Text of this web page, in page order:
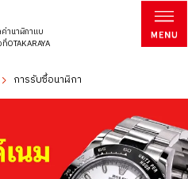
านาฬิกาแบ
OTAKARAYA
การรับซื้อนาฬิกา